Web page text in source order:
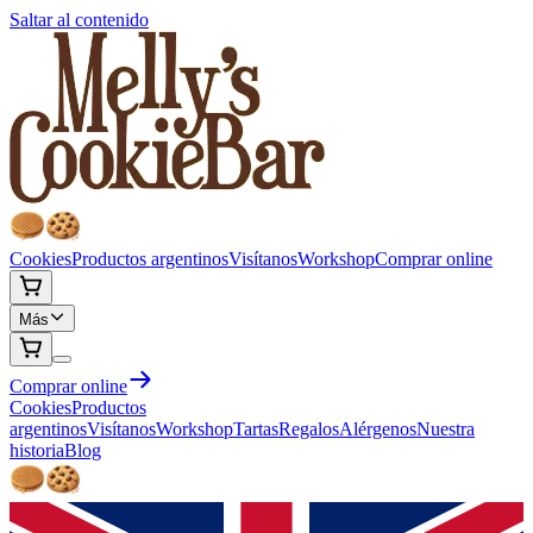
Saltar al contenido
CookiesProductos argentinosVisítanosWorkshopComprar online
Más
Comprar online
CookiesProductos
argentinosVisítanosWorkshopTartasRegalosAlérgenosNuestra
historiaBlog